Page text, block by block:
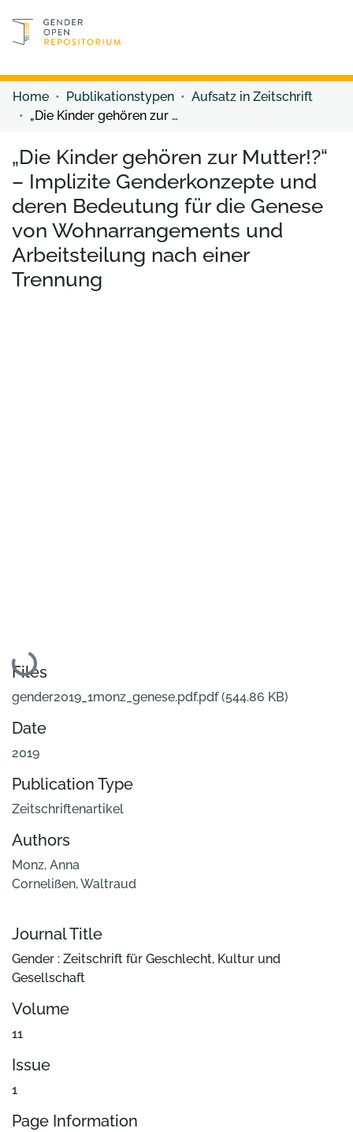
Discover content
Home Publikationstypen
Aufsatz in Zeitschrift
„Die Kinder gehören zur Mutter!?“ – Implizite Genderkonzepte und deren Bedeutung für die Genese von Wohnarrangements und Arbeitsteilung nach einer Trennung
„Die Kinder gehören zur Mutter!?“
– Implizite Genderkonzepte und
deren Bedeutung für die Genese
von Wohnarrangements und
Arbeitsteilung nach einer
Trennung
Loading...
Files
gender2019_1monz_genese.pdf.pdf(544.86 KB)
Date
2019
Publication Type
Zeitschriftenartikel
Authors
Monz, Anna
Cornelißen, Waltraud
Journal Title
Gender : Zeitschrift für Geschlecht, Kultur und
Gesellschaft
Volume
11
Issue
1
Page Information